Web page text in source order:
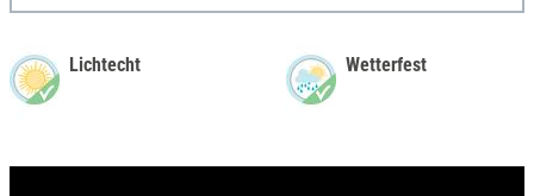
Lichtecht Wetterfest